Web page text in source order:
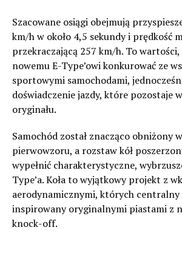
Szacowane osiągi obejmują
km/h w około 4,5 sekundy i prędkość
przekraczającą 257 km/h. To
nowemu E-Type’owi konkurować ze
sportowymi samochodami,
doświadczenie jazdy, które pozostaje
oryginału.
Samochód został znacząco obniżony
pierwowzoru, a rozstaw kół
wypełnić charakterystyczne,
Type’a. Koła to wyjątkowy projekt z
aerodynamicznymi, których centralny
inspirowany oryginalnymi piastami z
knock-off.